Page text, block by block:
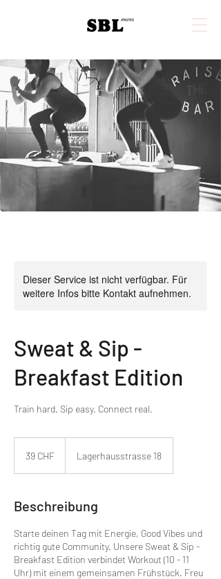
Dieser Service ist nicht verfügbar. Für
weitere Infos bitte Kontakt aufnehmen.
Sweat & Sip -
Breakfast Edition
Train hard. Sip easy. Connect real.
Franken
39 CHF Lagerhausstrasse 18
Beschreibung
Starte deinen Tag mit Energie, Good Vibes und
richtig gute Community. Unsere Sweat & Sip -
Breakfast Edition verbindet Workout (10 - 11
Uhr) mit einem gemeinsamen Frühstück. Freu